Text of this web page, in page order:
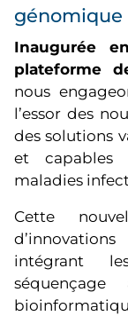
génomique
Inaugurée
plateforme
nous
l’essor des
des solutions
et capables
maladies
Cette
intégrant